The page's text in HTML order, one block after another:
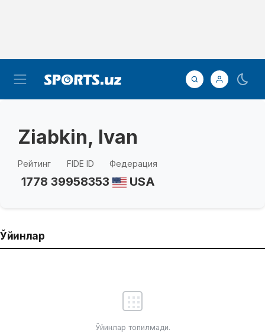
Ziabkin, Ivan
Рейтинг
1778
FIDE ID
39958353
Федерация
USA
Ўйинлар
Ўйинлар топилмади.